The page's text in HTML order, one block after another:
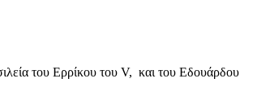
του Ερρίκου του V, και του Εδουάρδου